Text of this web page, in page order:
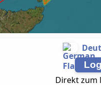
Direkt zum